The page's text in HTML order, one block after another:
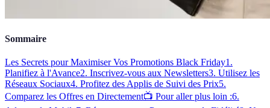
Sommaire
Les Secrets pour Maximiser Vos Promotions Black Friday1.
Planifiez à l'Avance2. Inscrivez-vous aux Newsletters3. Utilisez les
Réseaux Sociaux4. Profitez des Applis de Suivi des Prix5.
Comparez les Offres en Directement📺 Pour aller plus loin :6.